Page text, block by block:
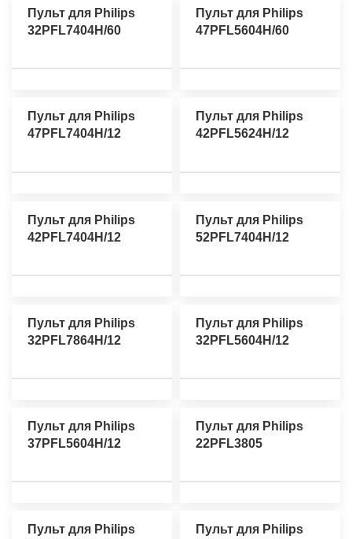
Пульт для Philips
32PFL7404H/60
Пульт для Philips
47PFL5604H/60
Пульт для Philips
47PFL7404H/12
Пульт для Philips
42PFL5624H/12
Пульт для Philips
42PFL7404H/12
Пульт для Philips
52PFL7404H/12
Пульт для Philips
32PFL7864H/12
Пульт для Philips
32PFL5604H/12
Пульт для Philips
37PFL5604H/12
Пульт для Philips
22PFL3805
Пульт для Philips
Пульт для Philips